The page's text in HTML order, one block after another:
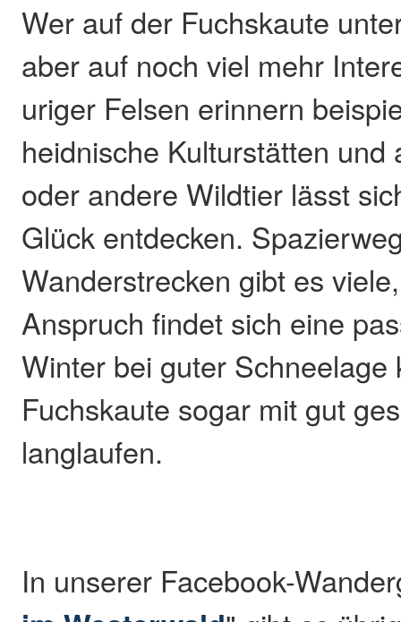
Wer auf der Fuchskaute
aber auf noch viel mehr
uriger Felsen erinnern
heidnische Kulturstätten und
oder andere Wildtier lässt
Glück entdecken.
Wanderstrecken gibt es
Anspruch findet sich eine
Winter bei guter Schneelage
Fuchskaute sogar mit gut
langlaufen.
In unserer Facebook-